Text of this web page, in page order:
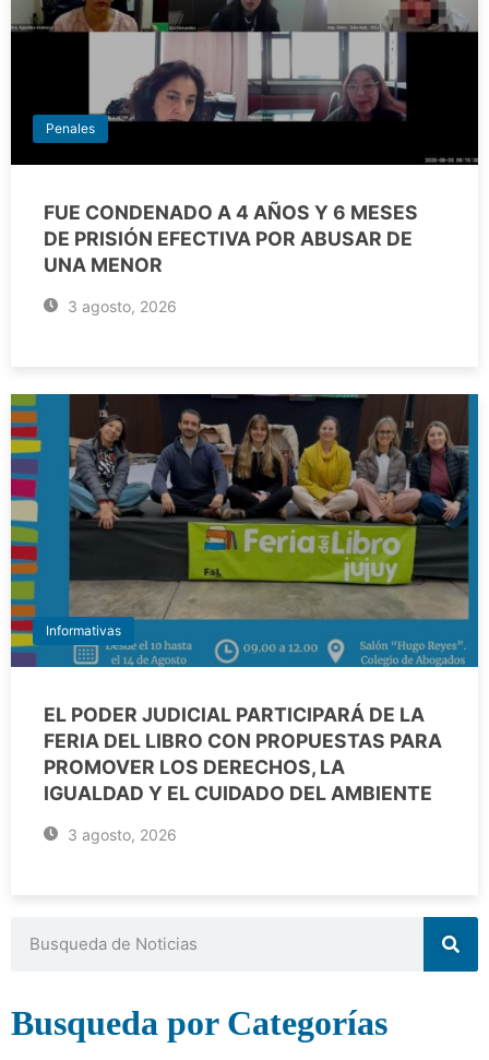
Penales
FUE CONDENADO A 4 AÑOS Y 6 MESES
DE PRISIÓN EFECTIVA POR ABUSAR DE
UNA MENOR
3 agosto, 2026
Informativas
EL PODER JUDICIAL PARTICIPARÁ DE LA
FERIA DEL LIBRO CON PROPUESTAS PARA
PROMOVER LOS DERECHOS, LA
IGUALDAD Y EL CUIDADO DEL AMBIENTE
3 agosto, 2026
Busqueda por Categorías